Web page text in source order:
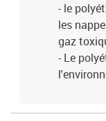
- le
les
gaz
- Le